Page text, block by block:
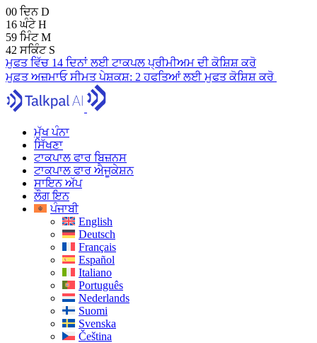
00 ਦਿਨD
16 ਘੰਟੇH
59 ਮਿੰਟM
41 ਸਕਿੰਟ S
ਮੁਫਤ ਵਿੱਚ 14 ਦਿਨਾਂ ਲਈ ਟਾਕਪਲ ਪ੍ਰੀਮੀਅਮ ਦੀ ਕੋਸ਼ਿਸ਼ ਕਰੋ
ਮੁਫ਼ਤ ਅਜ਼ਮਾਓਸੀਮਤ ਪੇਸ਼ਕਸ਼: 2 ਹਫਤਿਆਂ ਲਈ ਮੁਫਤ ਕੋਸ਼ਿਸ਼ ਕਰੋ
ਮੁੱਖ ਪੰਨਾ
ਸਿੱਖਣਾ
ਟਾਕਪਾਲ ਫਾਰ ਬਿਜ਼ਨਸ
ਟਾਕਪਾਲ ਫਾਰ ਐਜੂਕੇਸ਼ਨ
ਸਾਇਨ ਅੱਪ
ਲੌਗ ਇਨ
ਪੰਜਾਬੀ
English
Deutsch
Français
Español
Italiano
Português
Nederlands
Suomi
Svenska
Čeština